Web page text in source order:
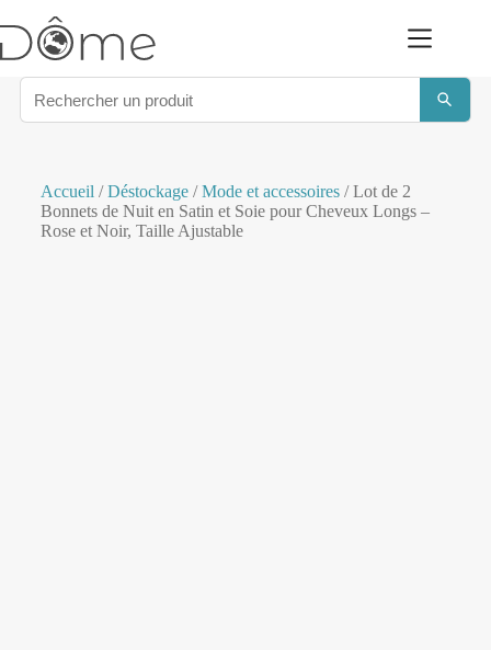
Accueil /Déstockage/Mode et accessoires/ Lot de 2
Bonnets de Nuit en Satin et Soie pour Cheveux Longs –
Rose et Noir, Taille Ajustable